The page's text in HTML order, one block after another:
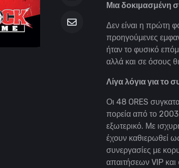
Μια δοκιμασμένη
Δεν είναι η πρώτη
προηγούμενες
ήταν το φυσικό
αλλά και σε όσους
Λίγα λόγια για το
Οι 48 ORES
πορεία από το
εξωτερικό. Με
έχουν καθιερωθεί
συνεργασίες με
απαιτήσεων VIP